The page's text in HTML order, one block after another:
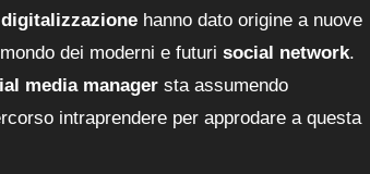
digitalizzazione hanno dato origine a nuove
dei moderni e futuri social network.
media manager sta assumendo
intraprendere per approdare a questa